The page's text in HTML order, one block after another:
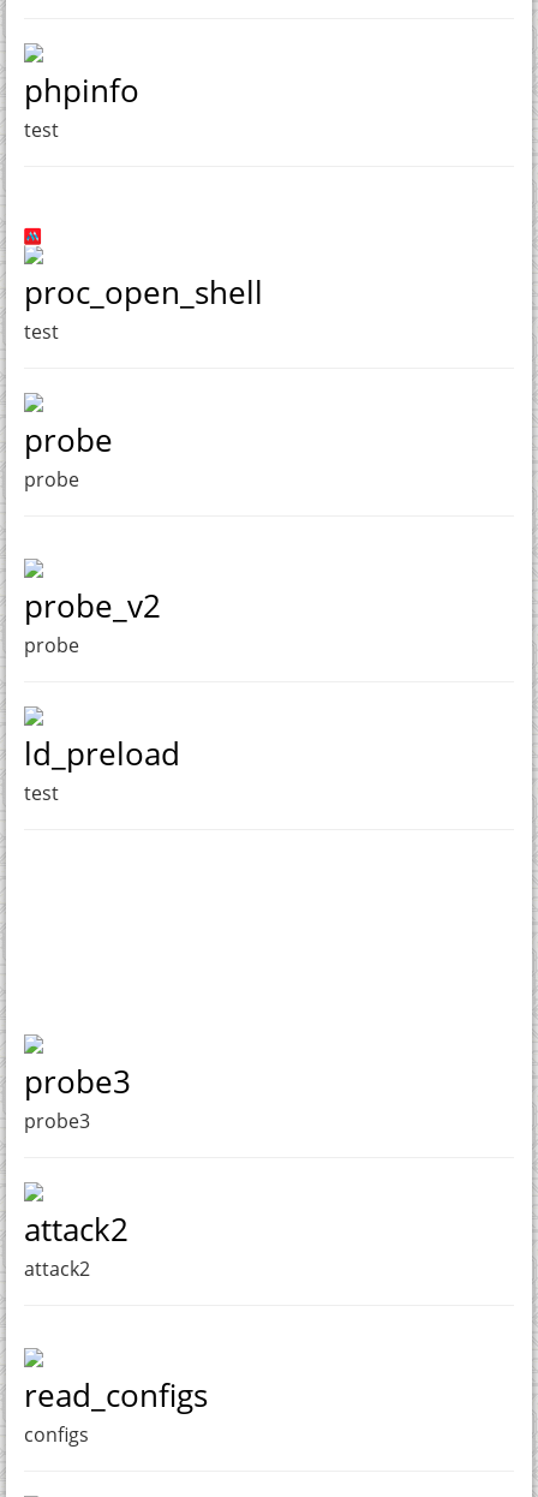
phpinfo
test
proc_open_shell
test
probe
probe
probe_v2
probe
ld_preload
test
probe3
probe3
attack2
attack2
read_configs
configs